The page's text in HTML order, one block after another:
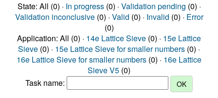
State: All (0) · In progress(0) · Validation pending (0) ·
Validation inconclusive(0) · Valid (0) · Invalid (0) · Error
(0)
Application: All (0) · 14e Lattice Sieve (0) · 15e Lattice
Sieve (0) · 15e Lattice Sieve for smaller numbers (0) ·
16e Lattice Sieve for smaller numbers (0) · 16e Lattice
Sieve V5 (0)
Task name: